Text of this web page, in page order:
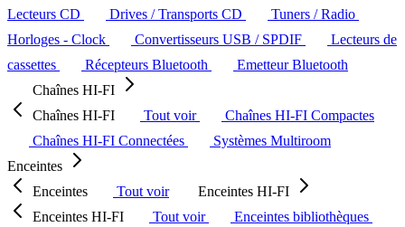
Lecteurs CD
Drives / Transports CD
Tuners / Radio
Horloges - Clock
Convertisseurs USB / SPDIF
Lecteurs de
cassettes
Récepteurs Bluetooth
Emetteur Bluetooth
Chaînes HI-FI
Chaînes HI-FI
Tout voir
Chaînes HI-FI Compactes
Chaînes HI-FI Connectées
Systèmes Multiroom
Enceintes
Enceintes
Tout voir
Enceintes HI-FI
Enceintes HI-FI
Tout voir
Enceintes bibliothèques